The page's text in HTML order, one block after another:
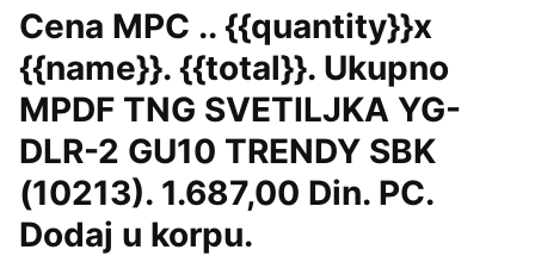
Cena MPC .. {{quantity}}x
{{name}}. {{total}}. Ukupno
MPDF TNG SVETILJKA YG-
DLR-2 GU10 TRENDY SBK
(10213). 1.687,00 Din. PC.
Dodaj u korpu.